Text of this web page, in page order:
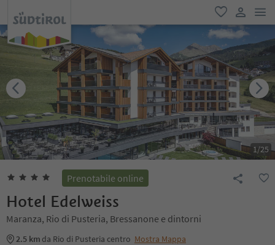
favoriti
user link
1/25
Prenotabile online
Hotel Edelweiss
Maranza, Rio di Pusteria, Bressanone e dintorni
2.5 km da Rio di Pusteria centro Mostra Mappa